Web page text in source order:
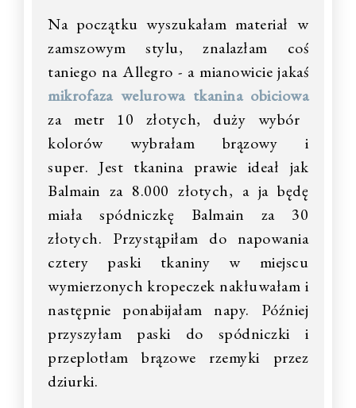
Na początku wyszukałam materiał w
zamszowym stylu,znalazłam coś
taniego na Allegro- a mianowicie jakaś
mikrofaza welurowa tkanina obiciowa
za metr 10 złotych, duży wybór
kolorów wybrałam brązowy i
super. Jest tkanina prawie ideał jak
Balmain za 8.000 złotych, a ja będę
miała spódniczkę Balmain za 30
złotych. Przystąpiłam do napowania
cztery paski tkaniny w miejscu
wymierzonych kropeczek nakłuwałam i
następnie ponabijałam napy. Później
przyszyłam paski do spódniczki i
przeplotłam brązowe rzemyki przez
dziurki.